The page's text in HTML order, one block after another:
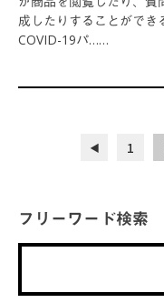
成したりすることができ
COVID-19パ……
◀︎ 1
フリーワード検索